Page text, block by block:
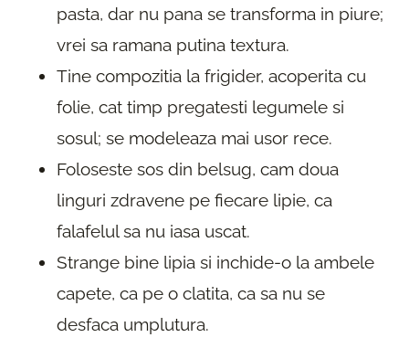
pasta, dar nu pana se transforma in piure;
vrei sa ramana putina textura.
Tine compozitia la frigider, acoperita cu
folie, cat timp pregatesti legumele si
sosul; se modeleaza mai usor rece.
Foloseste sos din belsug, cam doua
linguri zdravene pe fiecare lipie, ca
falafelul sa nu iasa uscat.
Strange bine lipia si inchide-o la ambele
capete, ca pe o clatita, ca sa nu se
desfaca umplutura.